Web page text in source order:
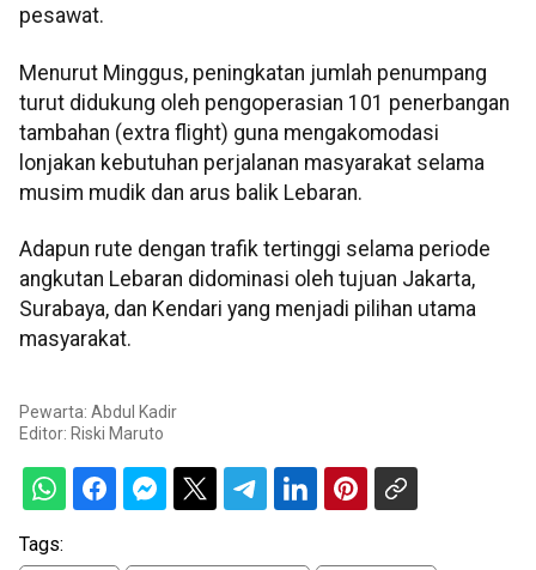
pesawat.
Menurut Minggus, peningkatan jumlah penumpang
turut didukung oleh pengoperasian 101 penerbangan
tambahan (extra flight) guna mengakomodasi
lonjakan kebutuhan perjalanan masyarakat selama
musim mudik dan arus balik Lebaran.
Adapun rute dengan trafik tertinggi selama periode
angkutan Lebaran didominasi oleh tujuan Jakarta,
Surabaya, dan Kendari yang menjadi pilihan utama
masyarakat.
Pewarta: Abdul Kadir
Editor: Riski Maruto
Tags: